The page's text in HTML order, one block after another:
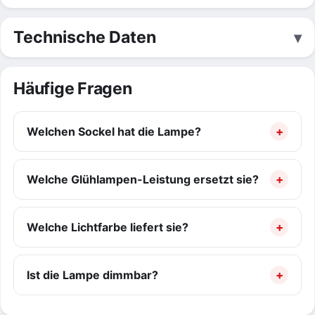
Technische Daten
Häufige Fragen
Welchen Sockel hat die Lampe?
Welche Glühlampen-Leistung ersetzt sie?
Welche Lichtfarbe liefert sie?
Ist die Lampe dimmbar?